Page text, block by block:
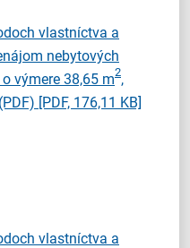
vlastníctva a
nebytových
výmere 38,65 m2,
[PDF, 176,11 KB]
vlastníctva a